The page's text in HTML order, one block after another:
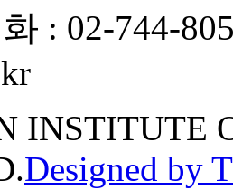
: 02-744-
INSTITUTE
Designed by